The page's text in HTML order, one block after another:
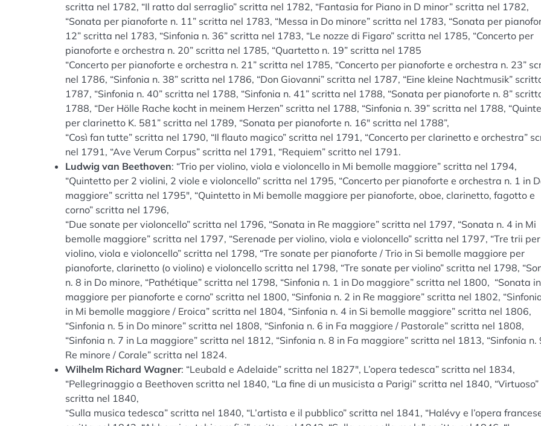
scritta nel 1782, “Il ratto dal serraglio” scritta nel 1782, “Fantasia for Piano in D minor” scritta nel 1782,
“Sonata per pianoforte n. 11” scritta nel 1783, “Messa in Do minore” scritta nel 1783, “Sonata per
12” scritta nel 1783, “Sinfonia n. 36” scritta nel 1783, “Le nozze di Figaro” scritta nel 1785, “Concerto per
pianoforte e orchestra n. 20” scritta nel 1785, “Quartetto n. 19” scritta nel 1785
“Concerto per pianoforte e orchestra n. 21” scritta nel 1785, “Concerto per pianoforte e orchestra n. 23”
nel 1786, “Sinfonia n. 38” scritta nel 1786, “Don Giovanni” scritta nel 1787, “Eine kleine Nachtmusik”
1787, “Sinfonia n. 40” scritta nel 1788, “Sinfonia n. 41” scritta nel 1788, “Sonata per pianoforte n. 8”
1788, “Der Hölle Rache kocht in meinem Herzen” scritta nel 1788, “Sinfonia n. 39” scritta nel 1788,
per clarinetto K. 581” scritta nel 1789, “Sonata per pianoforte n. 16″ scritta nel 1788”,
“Così fan tutte” scritta nel 1790, “Il flauto magico” scritta nel 1791, “Concerto per clarinetto e orchestra”
nel 1791, “Ave Verum Corpus” scritta nel 1791, “Requiem” scritto nel 1791.
Ludwig van Beethoven: “Trio per violino, viola e violoncello in Mi bemolle maggiore” scritta nel 1794,
“Quintetto per 2 violini, 2 viole e violoncello” scritta nel 1795, “Concerto per pianoforte e orchestra n. 1 in
maggiore” scritta nel 1795″, “Quintetto in Mi bemolle maggiore per pianoforte, oboe, clarinetto, fagotto e
corno” scritta nel 1796,
“Due sonate per violoncello” scritta nel 1796, “Sonata in Re maggiore” scritta nel 1797, “Sonata n. 4 in Mi
bemolle maggiore” scritta nel 1797, “Serenade per violino, viola e violoncello” scritta nel 1797, “Tre trii per
violino, viola e violoncello” scritta nel 1798, “Tre sonate per pianoforte / Trio in Si bemolle maggiore per
pianoforte, clarinetto (o violino) e violoncello scritta nel 1798, “Tre sonate per violino” scritta nel 1798,
n. 8 in Do minore, “Pathétique” scritta nel 1798, “Sinfonia n. 1 in Do maggiore” scritta nel 1800, “Sonata
maggiore per pianoforte e corno” scritta nel 1800, “Sinfonia n. 2 in Re maggiore” scritta nel 1802,
in Mi bemolle maggiore / Eroica” scritta nel 1804, “Sinfonia n. 4 in Si bemolle maggiore” scritta nel 1806,
“Sinfonia n. 5 in Do minore” scritta nel 1808, “Sinfonia n. 6 in Fa maggiore / Pastorale” scritta nel 1808,
“Sinfonia n. 7 in La maggiore” scritta nel 1812, “Sinfonia n. 8 in Fa maggiore” scritta nel 1813, “Sinfonia n.
Re minore / Corale” scritta nel 1824.
Wilhelm Richard Wagner: “Leubald e Adelaide” scritta nel 1827″, L’opera tedesca” scritta nel 1834,
“Pellegrinaggio a Beethoven scritta nel 1840, “La fine di un musicista a Parigi” scritta nel 1840, “Virtuoso”
scritta nel 1840,
“Sulla musica tedesca” scritta nel 1840, “L’artista e il pubblico” scritta nel 1841, “Halévy e l’opera